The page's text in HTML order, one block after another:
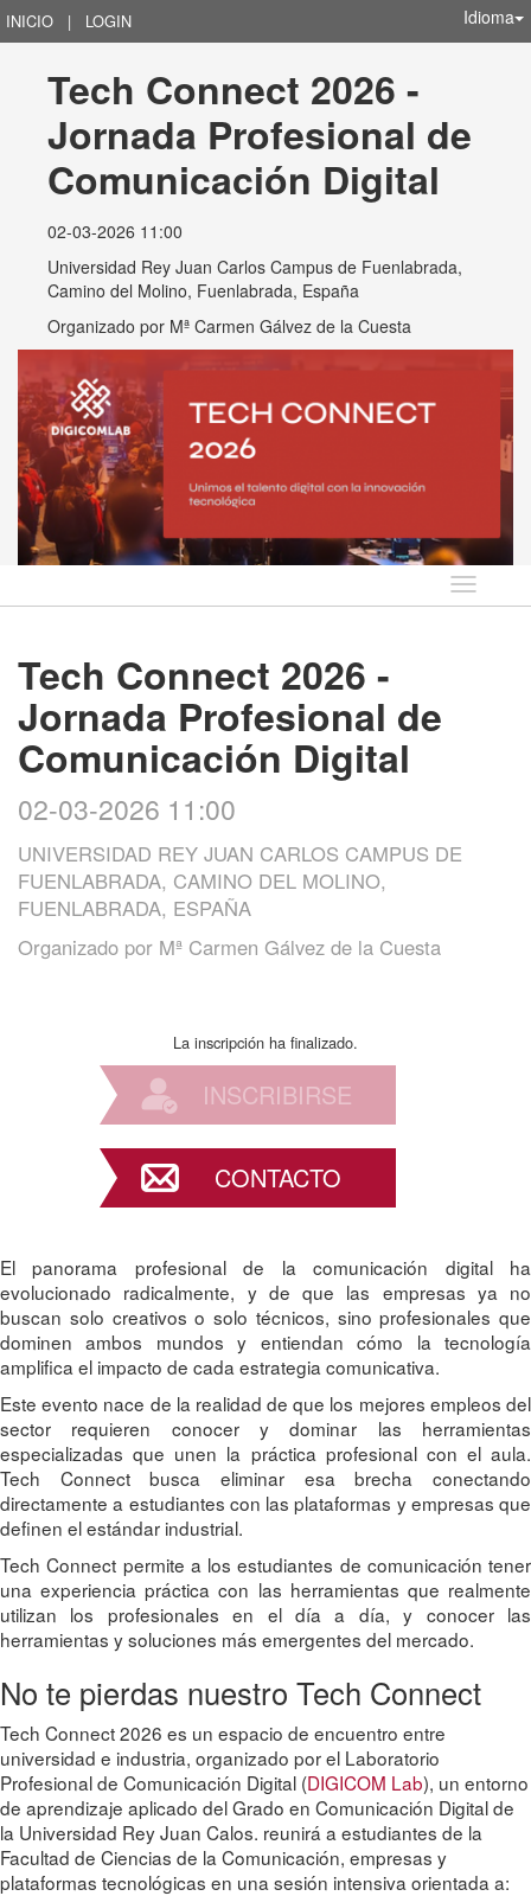
INICIO | LOGIN Idioma
Tech Connect 2026 -
Jornada Profesional de
Comunicación Digital
02-03-2026 11:00
Universidad Rey Juan Carlos Campus de Fuenlabrada,
Camino del Molino, Fuenlabrada, España
Organizado por Mª Carmen Gálvez de la Cuesta
Idioma
Tech Connect 2026 -
Jornada Profesional de
Comunicación Digital
02-03-2026 11:00
UNIVERSIDAD REY JUAN CARLOS CAMPUS DE
FUENLABRADA, CAMINO DEL MOLINO,
FUENLABRADA, ESPAÑA
Organizado por Mª Carmen Gálvez de la Cuesta
La inscripción ha finalizado.
INSCRIBIRSE
CONTACTO
El panorama profesional de la comunicación digital ha
evolucionado radicalmente, y de que las empresas ya no
buscan solo creativos o solo técnicos, sino profesionales que
dominen ambos mundos y entiendan cómo la tecnología
amplifica el impacto de cada estrategia comunicativa.
Este evento nace de la realidad de que los mejores empleos del
sector requieren conocer y dominar las herramientas
especializadas que unen la práctica profesional con el aula.
Tech Connect busca eliminar esa brecha conectando
directamente a estudiantes con las plataformas y empresas que
definen el estándar industrial.
Tech Connect permite a los estudiantes de comunicación tener
una experiencia práctica con las herramientas que realmente
utilizan los profesionales en el día a día, y conocer las
herramientas y soluciones más emergentes del mercado.
No te pierdas nuestro Tech Connect
Tech Connect 2026 es un espacio de encuentro entre
universidad e industria, organizado por el Laboratorio
Profesional de Comunicación Digital (DIGICOM Lab), un entorno
de aprendizaje aplicado del Grado en Comunicación Digital de
la Universidad Rey Juan Calos. reunirá a estudiantes de la
Facultad de Ciencias de la Comunicación, empresas y
plataformas tecnológicas en una sesión intensiva orientada a: